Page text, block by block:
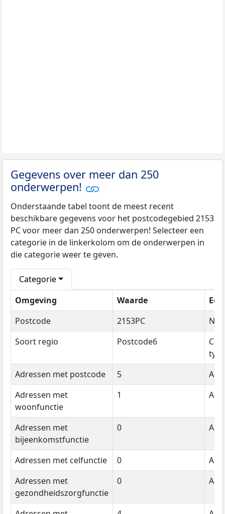
Gegevens over meer dan 250
onderwerpen!
Onderstaande tabel toont de meest recent
beschikbare gegevens voor het postcodegebied 2153
PC voor meer dan 250 onderwerpen! Selecteer een
categorie in de linkerkolom om de onderwerpen in
die categorie weer te geven.
Categorie
Omgeving
Waarde
Postcode
2153PC
Soort regio
Postcode6
type
Adressen met postcode
5
Adressen met
woonfunctie
1
Adressen met
bijeenkomstfunctie
0
Adressen met celfunctie 0
Adressen met
gezondheidszorgfunctie
0